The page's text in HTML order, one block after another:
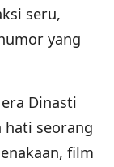
seru,
yang
Dinasti
hati seorang
film